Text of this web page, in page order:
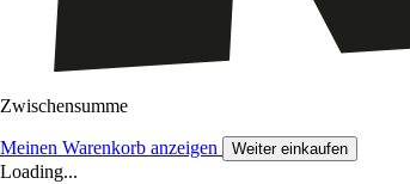
Zwischensumme
Meinen Warenkorb anzeigen Weiter einkaufen
Loading...